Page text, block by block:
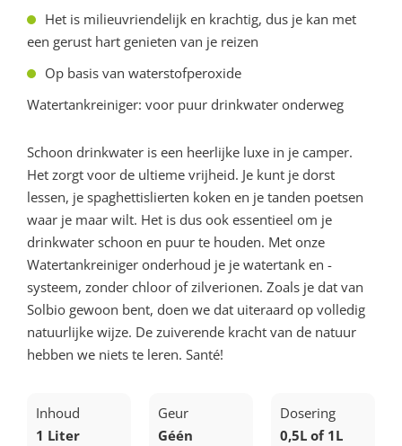
Het is milieuvriendelijk en krachtig, dus je kan met
een gerust hart genieten van je reizen
Op basis van waterstofperoxide
Watertankreiniger: voor puur drinkwater onderweg
Schoon drinkwater is een heerlijke luxe in je camper.
Het zorgt voor de ultieme vrijheid. Je kunt je dorst
lessen, je spaghettislierten koken en je tanden poetsen
waar je maar wilt. Het is dus ook essentieel om je
drinkwater schoon en puur te houden. Met onze
Watertankreiniger onderhoud je je watertank en -
systeem, zonder chloor of zilverionen. Zoals je dat van
Solbio gewoon bent, doen we dat uiteraard op volledig
natuurlijke wijze. De zuiverende kracht van de natuur
hebben we niets te leren. Santé!
Inhoud
1 Liter
Geur
Géén
Dosering
0,5L of 1L